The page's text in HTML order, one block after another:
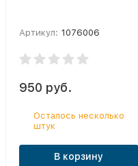
Артикул: 1076006
950 руб.
Осталось несколько
штук
В корзину